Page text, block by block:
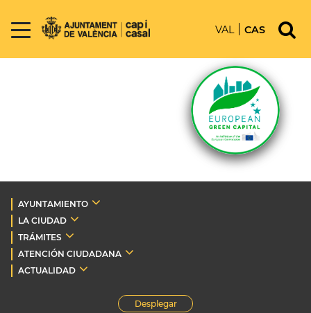
VAL CAS
AYUNTAMIENTO
LA CIUDAD
TRÁMITES
ATENCIÓN CIUDADANA
ACTUALIDAD
Desplegar